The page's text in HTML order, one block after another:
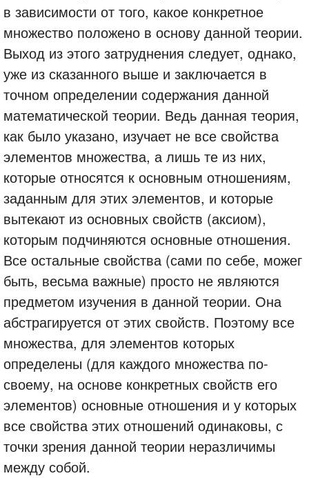
в зависимости от того, какое конкретное
множество положено в основу данной теории.
Выход из этого затруднения следует, однако,
уже из сказанного выше и заключается в
точном определении содержания данной
математической теории. Ведь данная теория,
как было указано, изучает не все свойства
элементов множества, а лишь те из них,
которые относятся к основным отношениям,
заданным для этих элементов, и которые
вытекают из основных свойств (аксиом),
которым подчиняются основные отношения.
Все остальные свойства (сами по себе, можег
быть, весьма важные) просто не являются
предметом изучения в данной теории. Она
абстрагируется от этих свойств. Поэтому все
множества, для элементов которых
определены (для каждого множества по-
своему, на основе конкретных свойств его
элементов) основные отношения и у которых
все свойства этих отношений одинаковы, с
точки зрения данной теории неразличимы
между собой.